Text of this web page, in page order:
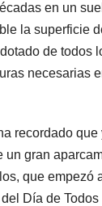
en un
la superficie
de todos
necesarias
recordado que
un gran
que empezó
Día de